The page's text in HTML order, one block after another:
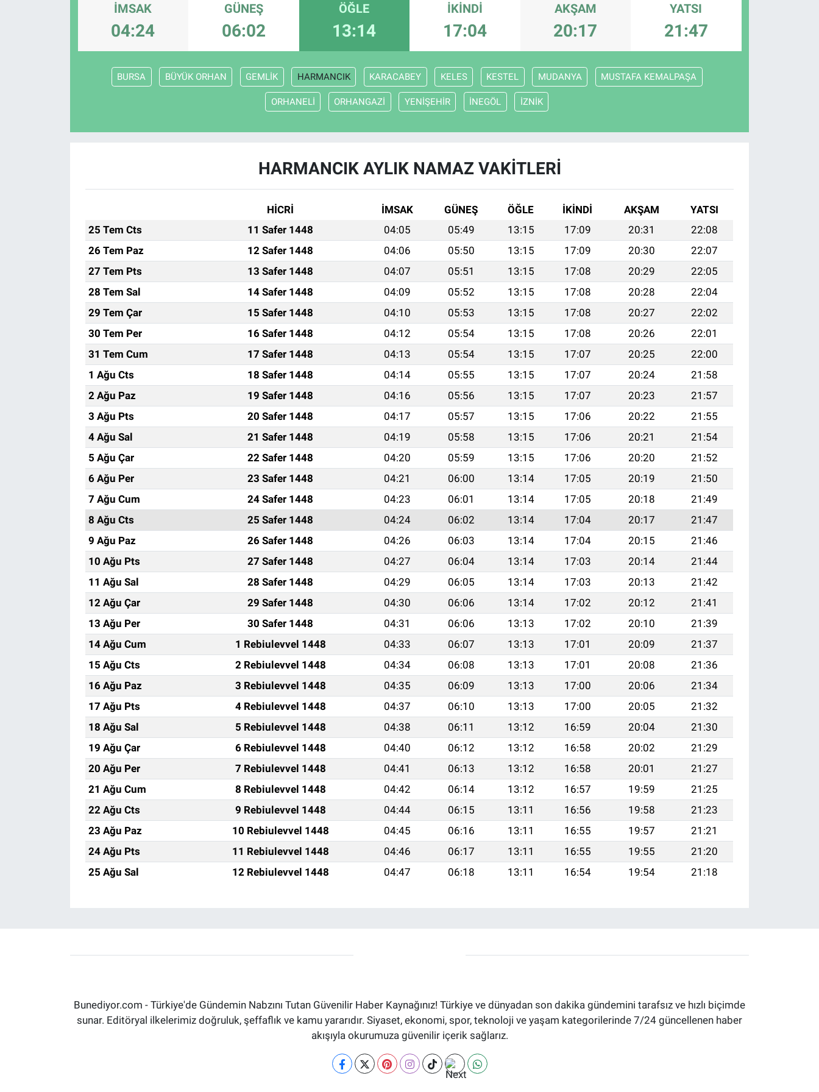
İMSAK
04:24
GÜNEŞ
06:02
ÖĞLE
13:14
İKINDI
17:04
AKŞAM
20:17
YATSI
21:47
BURSA BÜYÜK ORHAN GEMLİK HARMANCIK KARACABEY KELES KESTEL MUDANYA MUSTAFA KEMALPAŞA
ORHANELİ ORHANGAZİ YENİŞEHİR İNEGÖL İZNİK
HARMANCIK AYLIK NAMAZ VAKITLERI
HİCRİ İMSAK GÜNEŞ ÖĞLE İKINDI AKŞAM
YATSI
25 Tem Cts
11 Safer 1448 04:05 05:49 13:15 17:09 20:31
22:08
26 Tem Paz
12 Safer 1448 04:06 05:50 13:15 17:09 20:30
22:07
27 Tem Pts
13 Safer 1448 04:07 05:51 13:15 17:08 20:29
22:05
28 Tem Sal
14 Safer 1448 04:09 05:52 13:15 17:08 20:28
22:04
29 Tem Çar
15 Safer 1448 04:10 05:53 13:15 17:08 20:27
22:02
30 Tem Per
16 Safer 1448 04:12 05:54 13:15 17:08 20:26
22:01
31 Tem Cum
17 Safer 1448 04:13 05:54 13:15 17:07 20:25
22:00
1 Ağu Cts
18 Safer 1448 04:14 05:55 13:15 17:07 20:24
21:58
2 Ağu Paz
19 Safer 1448 04:16 05:56 13:15 17:07 20:23
21:57
3 Ağu Pts
20 Safer 1448 04:17 05:57 13:15 17:06 20:22
21:55
4 Ağu Sal
21 Safer 1448 04:19 05:58 13:15 17:06 20:21
21:54
5 Ağu Çar
22 Safer 1448 04:20 05:59 13:15 17:06 20:20
21:52
6 Ağu Per
23 Safer 1448 04:21 06:00 13:14 17:05 20:19
21:50
7 Ağu Cum
24 Safer 1448 04:23 06:01 13:14 17:05 20:18
21:49
8 Ağu Cts
25 Safer 1448 04:24 06:02 13:14 17:04 20:17
21:47
9 Ağu Paz
26 Safer 1448 04:26 06:03 13:14 17:04 20:15
21:46
10 Ağu Pts
27 Safer 1448 04:27 06:04 13:14 17:03 20:14
21:44
11 Ağu Sal
28 Safer 1448 04:29 06:05 13:14 17:03 20:13
21:42
12 Ağu Çar
29 Safer 1448 04:30 06:06 13:14 17:02 20:12
21:41
13 Ağu Per
30 Safer 1448 04:31 06:06 13:13 17:02 20:10
21:39
14 Ağu Cum
1 Rebiulevvel 1448 04:33 06:07 13:13 17:01 20:09
21:37
15 Ağu Cts
2 Rebiulevvel 1448 04:34 06:08 13:13 17:01 20:08
21:36
16 Ağu Paz
3 Rebiulevvel 1448 04:35 06:09 13:13 17:00 20:06
21:34
17 Ağu Pts
4 Rebiulevvel 1448 04:37 06:10 13:13 17:00 20:05
21:32
18 Ağu Sal
5 Rebiulevvel 1448 04:38 06:11 13:12 16:59 20:04
21:30
19 Ağu Çar
6 Rebiulevvel 1448 04:40 06:12 13:12 16:58 20:02
21:29
20 Ağu Per
7 Rebiulevvel 1448 04:41 06:13 13:12 16:58 20:01
21:27
21 Ağu Cum
8 Rebiulevvel 1448 04:42 06:14 13:12 16:57 19:59
21:25
22 Ağu Cts
9 Rebiulevvel 1448 04:44 06:15 13:11 16:56 19:58
21:23
23 Ağu Paz
10 Rebiulevvel 1448 04:45 06:16 13:11 16:55 19:57
21:21
24 Ağu Pts
11 Rebiulevvel 1448 04:46 06:17 13:11 16:55 19:55
21:20
25 Ağu Sal
12 Rebiulevvel 1448 04:47 06:18 13:11 16:54 19:54 21:18
Bunediyor.com - Türkiye'de Gündemin Nabzını Tutan Güvenilir Haber Kaynağınız! Türkiye ve dünyadan son dakika gündemini tarafsız ve hızlı biçimde
sunar. Editöryal ilkelerimiz doğruluk, şeffaflık ve kamu yararıdır. Siyaset, ekonomi, spor, teknoloji ve yaşam kategorilerinde 7/24 güncellenen haber
akışıyla okurumuza güvenilir içerik sağlarız.